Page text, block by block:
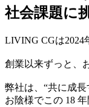
社会課題に
LIVING CGは2024
創業以来ずっと、
弊社は、“共に成長
お陰様でこの 18